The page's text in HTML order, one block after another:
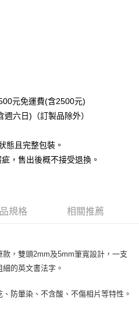
上)免運費
元免運費(含2500元)
六日)（訂製品除外）
態且完整包裝。
，售出後概不接受退換。
規格 相關推薦
款，雙頭2mm及5mm筆寬設計，一支
的英文書法字。
防暈染、不含酸、不傷相片等特性。